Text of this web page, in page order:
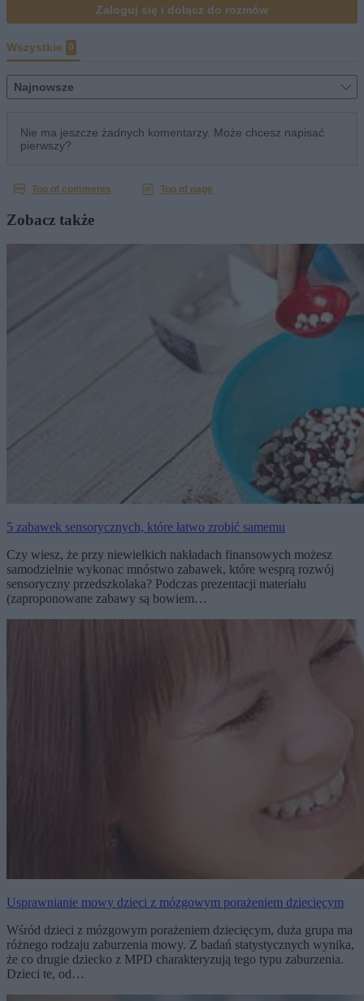
Zobacz także
5 zabawek sensorycznych, które łatwo zrobić samemu
Czy wiesz, że przy niewielkich nakładach finansowych możesz
samodzielnie wykonac mnóstwo zabawek, które wesprą rozwój
sensoryczny przedszkolaka? Podczas prezentacji materiału
(zaproponowane zabawy są bowiem…
Usprawnianie mowy dzieci z mózgowym porażeniem dziecięcym
Wśród dzieci z mózgowym porażeniem dziecięcym, duża grupa ma
różnego rodzaju zaburzenia mowy. Z badań statystycznych wynika,
że co drugie dziecko z MPD charakteryzują tego typu zaburzenia.
Dzieci te, od…